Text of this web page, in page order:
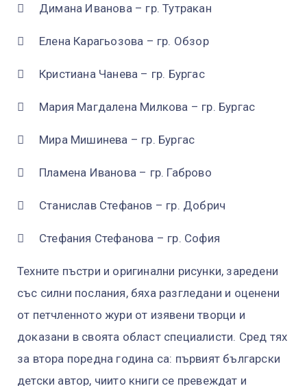
 Димана Иванова – гр. Тутракан
 Елена Карагьозова – гр. Обзор
 Кристиана Чанева – гр. Бургас
 Мария Магдалена Милкова – гр. Бургас
 Мира Мишинева – гр. Бургас
 Пламена Иванова – гр. Габрово
 Станислав Стефанов – гр. Добрич
 Стефания Стефанова – гр. София
Техните пъстри и оригинални рисунки, заредени
със силни послания, бяха разгледани и оценени
от петчленното жури от изявени творци и
доказани в своята област специалисти. Сред тях
за втора поредна година са: първият български
детски автор, чиито книги се превеждат и